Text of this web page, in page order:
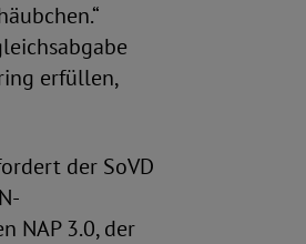
erfüllen,
der SoVD
NAP 3.0, der